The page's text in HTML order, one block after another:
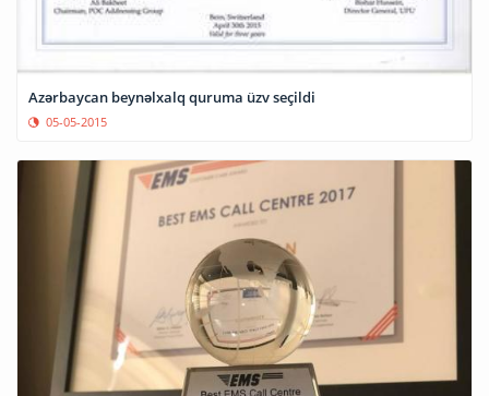
Azərbaycan beynəlxalq quruma üzv seçildi
05-05-2015